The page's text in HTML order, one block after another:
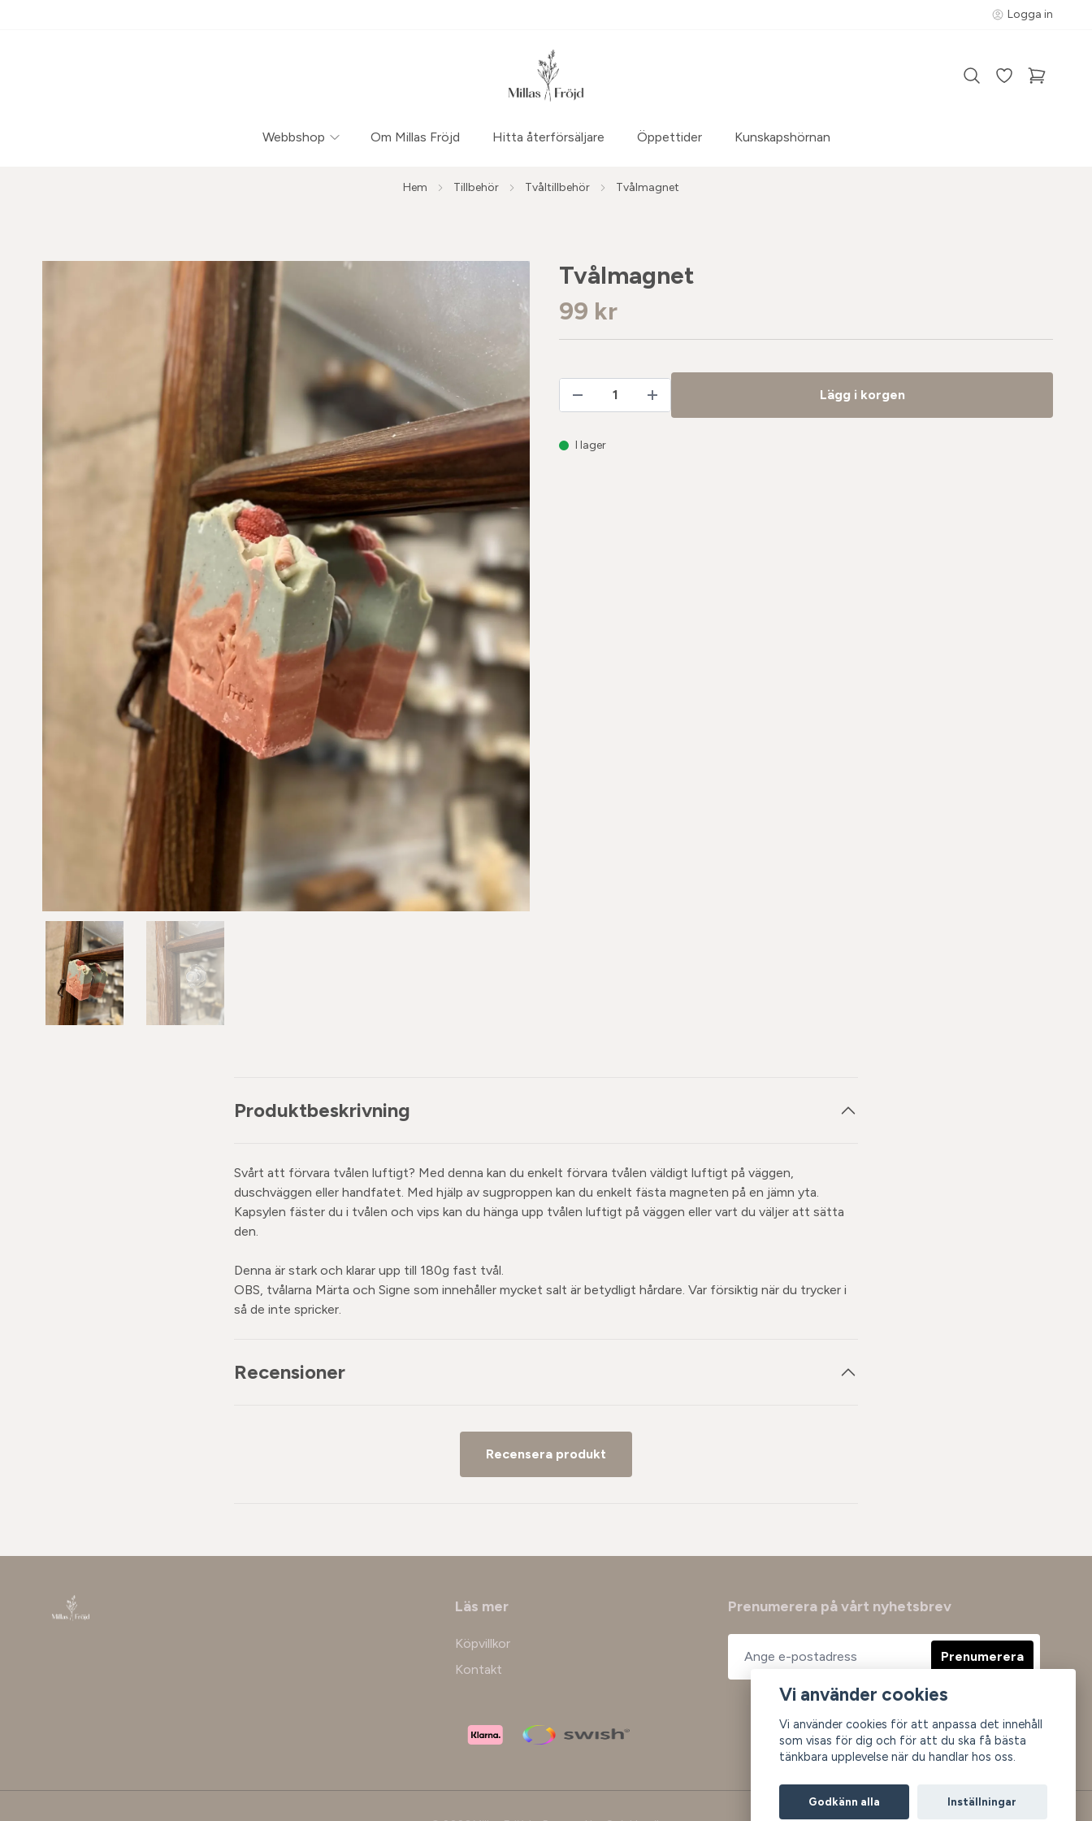
Logga in
Webbshop Om Millas Fröjd Hitta återförsäljare Öppettider Kunskapshörnan
Hem Tillbehör Tvåltillbehör Tvålmagnet
Tvålmagnet
99 kr
Lägg i korgen
I lager
Produktbeskrivning
Svårt att förvara tvålen luftigt? Med denna kan du enkelt förvara tvålen väldigt luftigt på väggen,
duschväggen eller handfatet. Med hjälp av sugproppen kan du enkelt fästa magneten på en jämn yta.
Kapsylen fäster du i tvålen och vips kan du hänga upp tvålen luftigt på väggen eller vart du väljer att sätta
den.
Denna är stark och klarar upp till 180g fast tvål.
OBS, tvålarna Märta och Signe som innehåller mycket salt är betydligt hårdare. Var försiktig när du trycker i
så de inte spricker.
Recensioner
Recensera produkt
Läs mer
Köpvillkor
Kontakt
Prenumerera på vårt nyhetsbrev
Prenumerera
Vi använder cookies
Vi använder cookies för att anpassa det innehåll
som visas för dig och för att du ska få bästa
tänkbara upplevelse när du handlar hos oss.
Godkänn alla Inställningar